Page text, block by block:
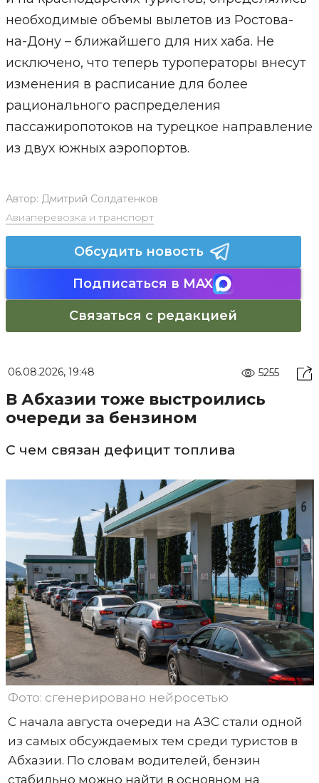
необходимые объемы вылетов из Ростова-
на-Дону – ближайшего для них хаба. Не
исключено, что теперь туроператоры внесут
изменения в расписание для более
рационального распределения
пассажиропотоков на турецкое направление
из двух южных аэропортов.
Автор: Дмитрий Солдатенков
Авиаперевозка и транспорт
Обсудить новость
Подписаться в MAX
Связаться с редакцией
06.08.2026, 19:48 5255
В Абхазии тоже выстроились
очереди за бензином
С чем связан дефицит топлива
Фото: сгенерировано нейросетью
С начала августа очереди на АЗС стали одной
из самых обсуждаемых тем среди туристов в
Абхазии. По словам водителей, бензин
стабильно можно найти в основном на